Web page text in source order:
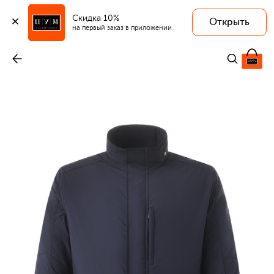
Скидка 10%
на первый заказ в приложении
Открыть
113 000 ₽